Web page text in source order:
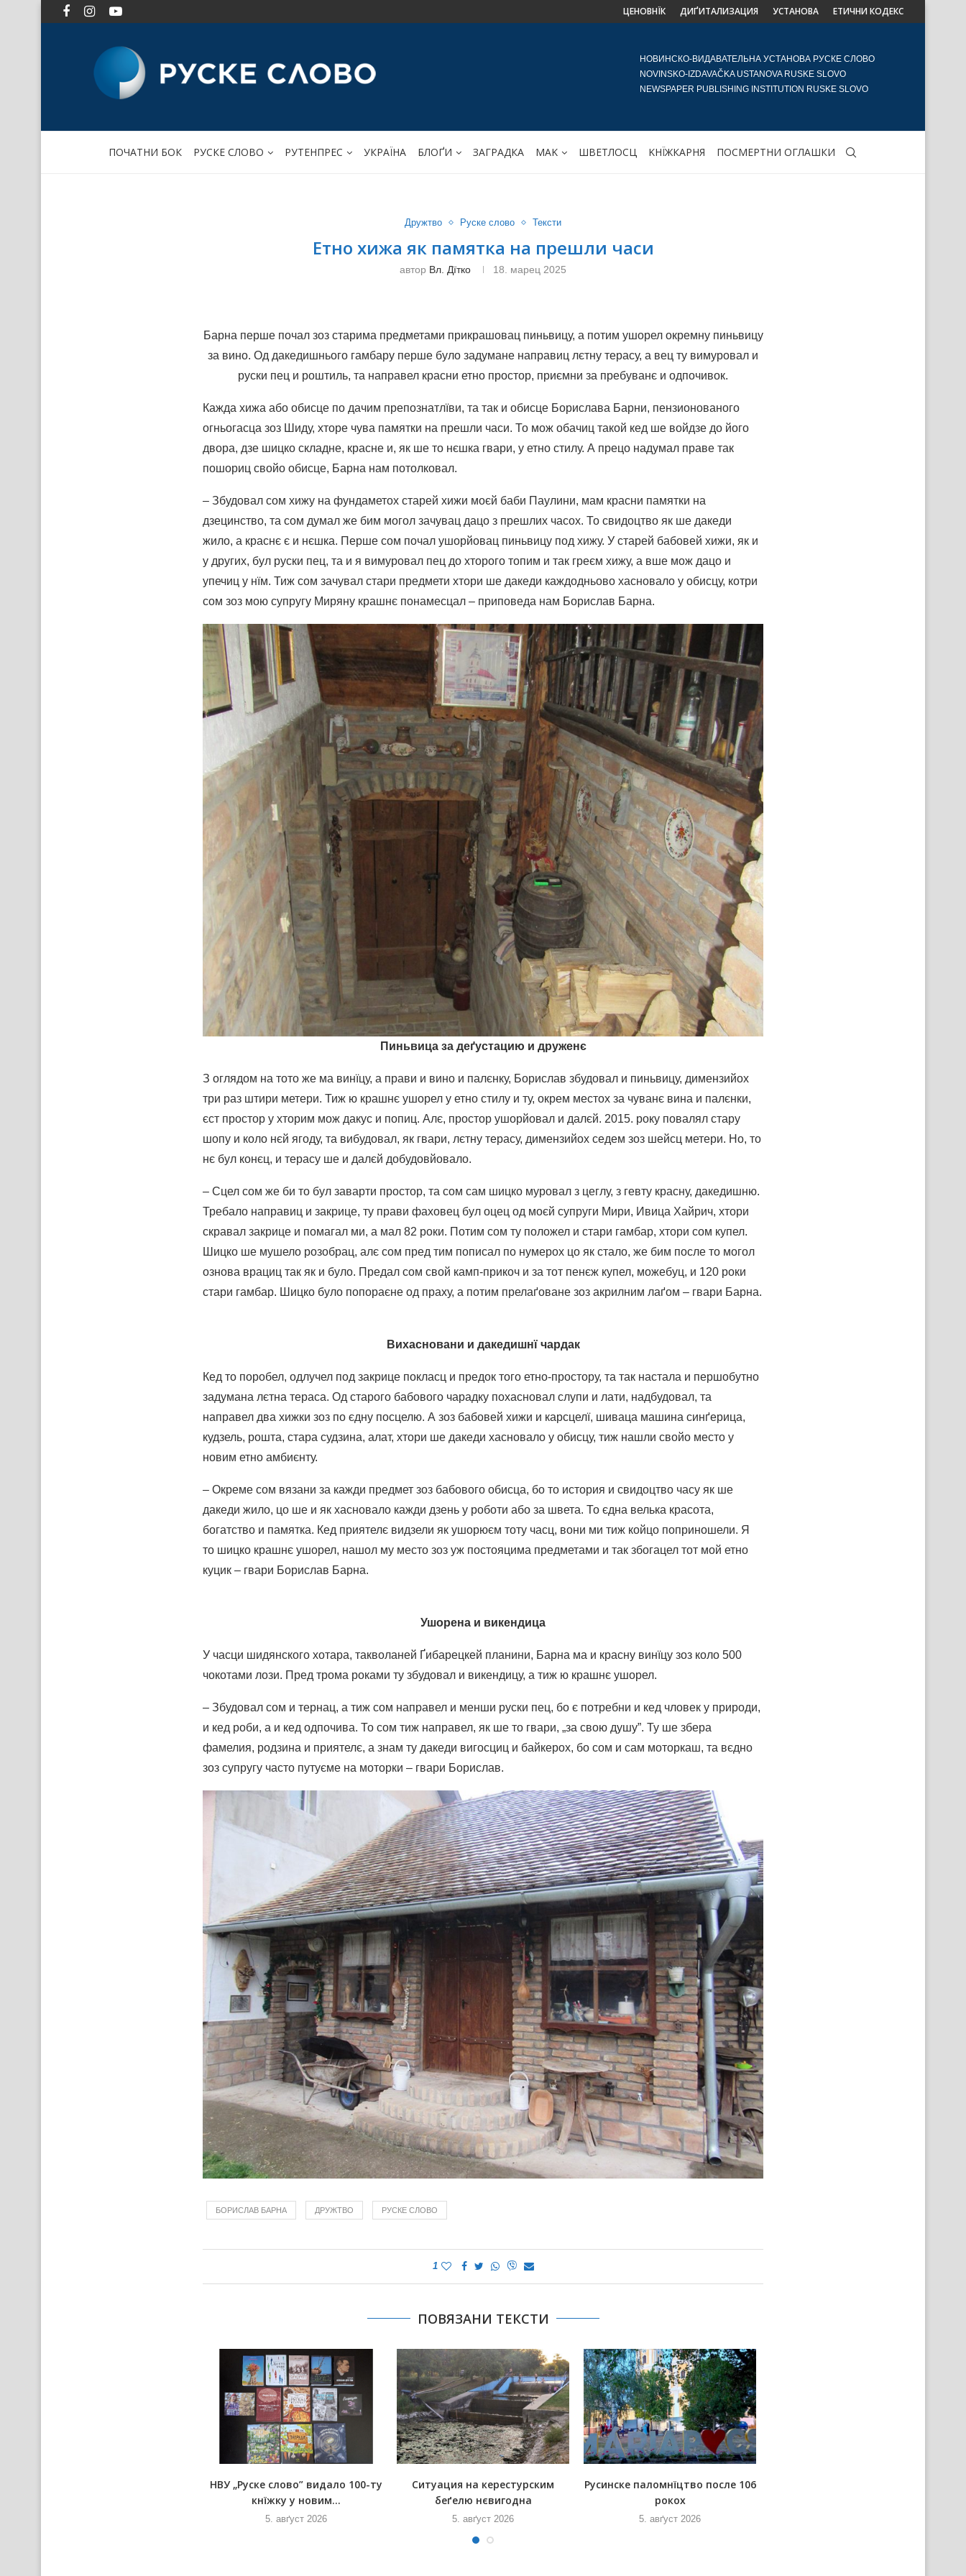
ЦЕНОВНЇК ДИҐИТАЛИЗАЦИЯ УСТАНОВА ЕТИЧНИ КОДЕКС
НОВИНСКО-ВИДАВАТЕЛЬНА УСТАНОВА РУСКЕ СЛОВО
NOVINSKO-IZDAVAČKA USTANOVA RUSKE SLOVO
NEWSPAPER PUBLISHING INSTITUTION RUSKE SLOVO
ПОЧАТНИ БОК РУСКЕ СЛОВО РУТЕНПРЕС УКРАЇНА БЛОҐИ ЗАГРАДКА МАK ШВЕТЛОСЦ KНЇЖКАРНЯ ПОСМЕРТНИ ОГЛАШКИ
Дружтво Руске слово Тексти
Етно хижа як памятка на прешли часи
автор Вл. Дїтко 18. марец 2025
Барна перше почал зоз старима предметами прикрашовац пиньвицу, а потим ушорел окремну пиньвицу
за вино. Од дакедишнього гамбару перше було задумане направиц лєтну терасу, а вец ту вимуровал и
руски пец и роштиль, та направел красни етно простор, приємни за пребуванє и одпочивок.
Кажда хижа або обисце по дачим препознатлїви, та так и обисце Борислава Барни, пензионованого
огньогасца зоз Шиду, хторе чува памятки на прешли часи. То мож обачиц такой кед ше войдзе до його
двора, дзе шицко складне, красне и, як ше то нєшка гвари, у етно стилу. А прецо надумал праве так
пошориц свойо обисце, Барна нам потолковал.
– Збудовал сом хижу на фундаметох старей хижи моєй баби Паулини, мам красни памятки на
дзецинство, та сом думал же бим могол зачувац дацо з прешлих часох. То свидоцтво як ше дакеди
жило, а краснє є и нєшка. Перше сом почал ушорйовац пиньвицу под хижу. У старей бабовей хижи, як и
у других, бул руски пец, та и я вимуровал пец до хторого топим и так греєм хижу, а вше мож дацо и
упечиц у нїм. Тиж сом зачувал стари предмети хтори ше дакеди каждодньово хасновало у обисцу, котри
сом зоз мою супругу Миряну крашнє понамесцал – приповеда нам Борислав Барна.
Пиньвица за деґустацию и друженє
З оглядом на тото же ма винїцу, а прави и вино и палєнку, Борислав збудовал и пиньвицу, димензийох
три раз штири метери. Тиж ю крашнє ушорел у етно стилу и ту, окрем местох за чуванє вина и палєнки,
єст простор у хторим мож дакус и попиц. Алє, простор ушорйовал и далєй. 2015. року повалял стару
шопу и коло нєй ягоду, та вибудовал, як гвари, лєтну терасу, димензийох седем зоз шейсц метери. Но, то
нє бул конєц, и терасу ше и далєй добудовйовало.
– Сцел сом же би то бул заварти простор, та сом сам шицко муровал з цеглу, з гевту красну, дакедишню.
Требало направиц и закрице, ту прави фаховец бул оцец од моєй супруги Мири, Ивица Хайрич, хтори
скравал закрице и помагал ми, а мал 82 роки. Потим сом ту положел и стари гамбар, хтори сом купел.
Шицко ше мушело розобрац, алє сом пред тим пописал по нумерох цо як стало, же бим после то могол
ознова врациц так як и було. Предал сом свой камп-прикоч и за тот пенєж купел, можебуц, и 120 роки
стари гамбар. Шицко було попораєне од праху, а потим прелаґоване зоз акрилним лаґом – гвари Барна.
Вихасновани и дакедишнї чардак
Кед то поробел, одлучел под закрице покласц и предок того етно-простору, та так настала и першобутно
задумана лєтна тераса. Од старого бабового чарадку похасновал слупи и лати, надбудовал, та
направел два хижки зоз по єдну посцелю. А зоз бабовей хижи и карсцелї, шиваца машина синґерица,
кудзель, рошта, стара судзина, алат, хтори ше дакеди хасновало у обисцу, тиж нашли свойо место у
новим етно амбиєнту.
– Окреме сом вязани за кажди предмет зоз бабового обисца, бо то история и свидоцтво часу як ше
дакеди жило, цо ше и як хасновало кажди дзень у роботи або за швета. То єдна велька красота,
богатство и памятка. Кед приятелє видзели як ушорюєм тоту часц, вони ми тиж койцо поприношели. Я
то шицко крашнє ушорел, нашол му место зоз уж постояцима предметами и так збогацел тот мой етно
куцик – гвари Борислав Барна.
Ушорена и викендица
У часци шидянского хотара, такволаней Ґибарецкей планини, Барна ма и красну винїцу зоз коло 500
чокотами лози. Пред трома роками ту збудовал и викендицу, а тиж ю крашнє ушорел.
– Збудовал сом и тернац, а тиж сом направел и менши руски пец, бо є потребни и кед чловек у природи,
и кед роби, а и кед одпочива. То сом тиж направел, як ше то гвари, „за свою душу”. Ту ше збера
фамелия, родзина и приятелє, а знам ту дакеди вигосциц и байкерох, бо сом и сам моторкаш, та вєдно
зоз супругу часто путуєме на моторки – гвари Борислав.
БОРИСЛАВ БАРНА ДРУЖТВО РУСКЕ СЛОВО
1
ПОВЯЗАНИ ТЕКСТИ
НВУ „Руске слово” видало 100-ту
кнїжку у новим...
5. авґуст 2026
Ситуация на керестурским
беґелю нєвигодна
5. авґуст 2026
Русинске паломнїцтво после 106
рокох
5. авґуст 2026